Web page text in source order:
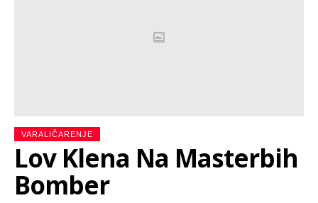
VARALIČARENJE
Lov Klena Na Masterbih
Bomber